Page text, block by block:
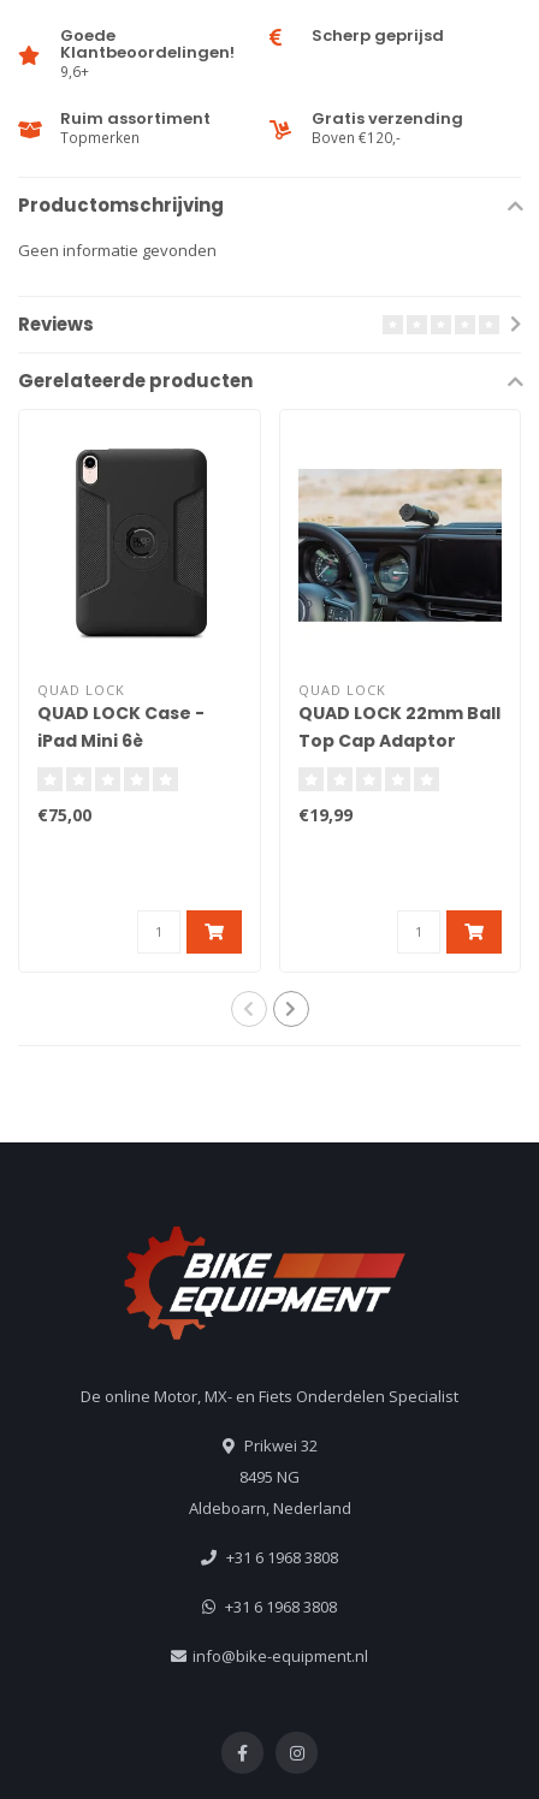
Goede
Klantbeoordelingen!
9,6+
Scherp geprijsd
Ruim assortiment
Topmerken
Gratis verzending
Boven €120,-
Productomschrijving
Geen informatie gevonden
Reviews
Gerelateerde producten
QUAD LOCK
QUAD LOCK Case -
iPad Mini 6è
€75,00
QUAD LOCK
QUAD LOCK 22mm Ball
Top Cap Adaptor
€19,99
De online Motor, MX- en Fiets Onderdelen Specialist
Prikwei 32
8495 NG
Aldeboarn, Nederland
+31 6 1968 3808
+31 6 1968 3808
info@bike-equipment.nl